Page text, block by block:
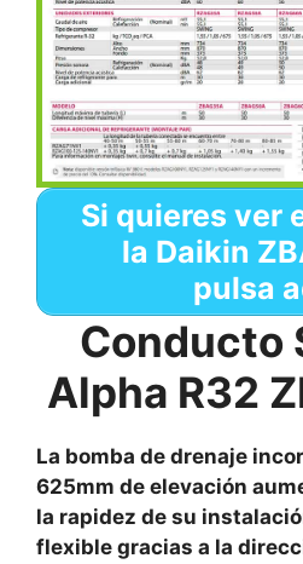
Si quieres ver
la Daikin
pulsa
Conducto
Alpha R32
La bomba de drenaje
625mm de elevación
la rapidez de su
flexible gracias a la